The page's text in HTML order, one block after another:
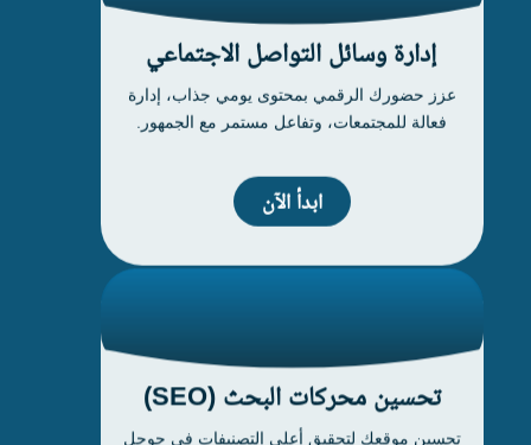
إدارة وسائل التواصل الاجتماعي
عزز حضورك الرقمي بمحتوى يومي جذاب، إدارة
فعالة للمجتمعات، وتفاعل مستمر مع الجمهور.
ابدأ الآن
تحسين محركات البحث (SEO)
تحسين موقعك لتحقيق أعلى التصنيفات في جوجل